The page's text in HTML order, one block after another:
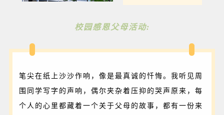
校园感恩父母活动:
笔尖在纸上沙沙作响，像是最真诚的忏悔。我听见周
围同学写字的声响，偶尔夹杂着压抑的哭声原来，每
个人的心里都藏着一个关于父母的故事，都有一份来